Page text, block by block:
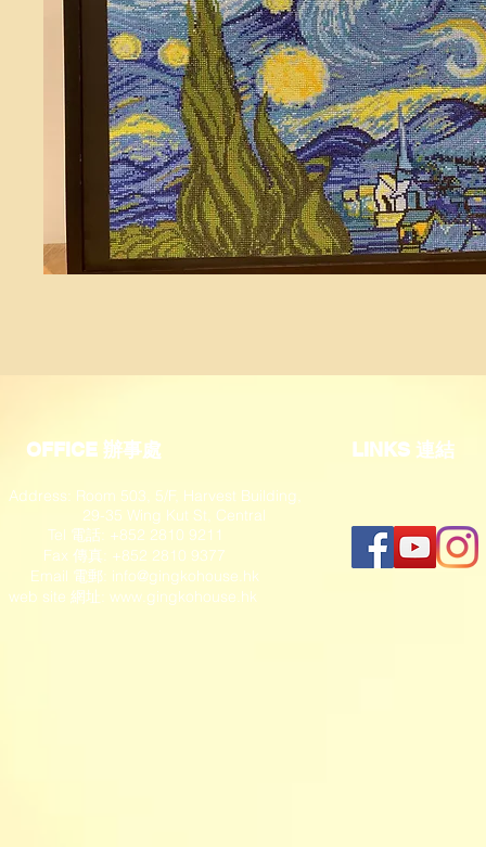
OFFICE 辦事處
Address: Room 503, 5/F, Harvest Building,
29-35 Wing Kut St, Central
Tel 電話: +852 2810 9211
Fax 傳真: +852 2810 9377
​ Email 電郵: info@gingkohouse.hk
web site 網址: www.gingkohouse.hk
​LINKS 連結